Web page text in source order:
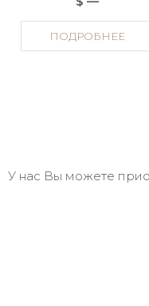
ПОДРОБНЕЕ
У нас Вы можете